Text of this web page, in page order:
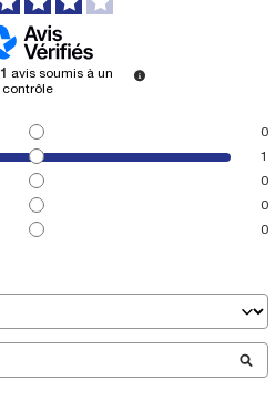
1
avis soumis à un
contrôle
0
1
0
0
0